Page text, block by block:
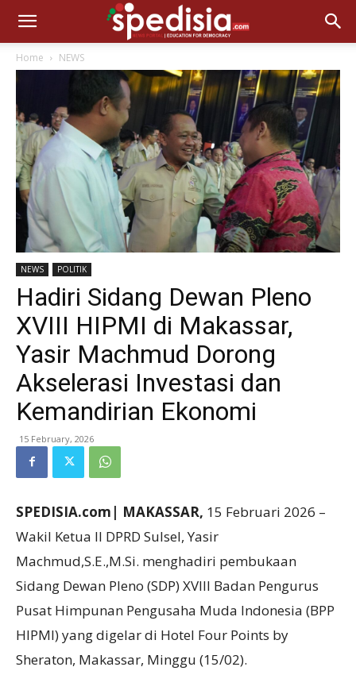
Home NEWS
NEWS POLITIK
Hadiri Sidang Dewan Pleno
XVIII HIPMI di Makassar,
Yasir Machmud Dorong
Akselerasi Investasi dan
Kemandirian Ekonomi
15 February, 2026
SPEDISIA.com| MAKASSAR, 15 Februari 2026 –
Wakil Ketua II DPRD Sulsel, Yasir
Machmud,S.E.,M.Si. menghadiri pembukaan
Sidang Dewan Pleno (SDP) XVIII Badan Pengurus
Pusat Himpunan Pengusaha Muda Indonesia (BPP
HIPMI) yang digelar di Hotel Four Points by
Sheraton, Makassar, Minggu (15/02).